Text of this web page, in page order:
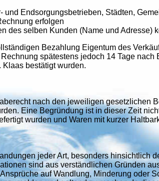
und Endsorgungsbetrieben, Städten,
erfolgen
des selben Kunden (Name und Adresse)
Bezahlung Eigentum des
spätestens jedoch 14 Tage
bestätigt wurden.
nach den jeweiligen gesetzlichen
Eine Begründung ist in dieser Zeit
wurden und Waren mit kurzer
jeder Art, besonders hinsichtlich
sind aus verständlichen Gründen
auf Wandlung, Minderung oder